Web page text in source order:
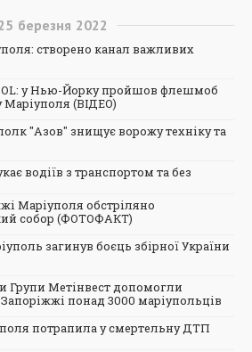
березня 2022
створено канал важливих
у Нью-Йорку пройшов флешмоб
Маріуполя (ВІДЕО)
"Азов" знищує ворожу техніку та
водіїв з транспортом та без
Маріуполя обстріляно
собор (ФОТОФАКТ)
загинув боєць збірної України
Групи Метінвест допомогли
понад 3000 маріупольців
потрапила у смертельну ДТП